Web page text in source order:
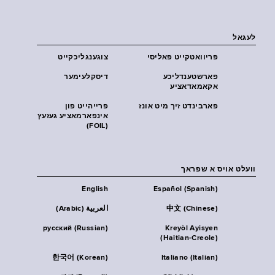
לעגאל
צוגענגליכקייט פּריוואטקייט פּאליסי
דיסקלעימער
פארשטענדליכע
אקאמאדאציע
פרייהייט פון
אינפארמאציע געזעץ
(FOIL)
פארבינדט זיך מיט אונז
וועלט אויס א שפראך
English Español (Spanish)
العربية (Arabic) 中文 (Chinese)
русский (Russian)
Kreyòl Ayisyen
(Haitian-Creole)
한국어 (Korean) Italiano (Italian)